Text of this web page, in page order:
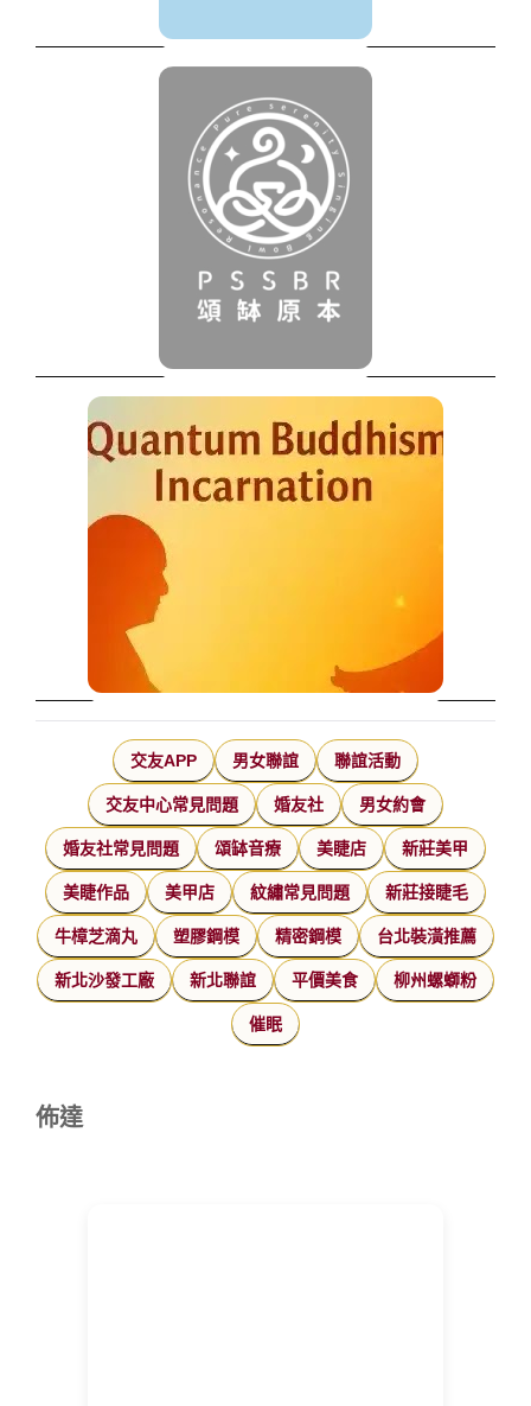
交友APP 男女聯誼 聯誼活動
交友中心常見問題 婚友社 男女約會
婚友社常見問題 頌缽音療 美睫店 新莊美甲
美睫作品 美甲店 紋繡常見問題 新莊接睫毛
牛樟芝滴丸 塑膠鋼模 精密鋼模 台北裝潢推薦
新北沙發工廠 新北聯誼 平價美食 柳州螺螄粉
催眠
佈達